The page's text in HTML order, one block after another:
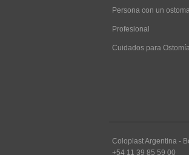
Persona con un
Profesional
Cuidados para
Coloplast Argentina -
+54 11 39 85 59 00